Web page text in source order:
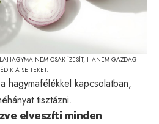
NEM CSAK ÍZESÍT, HANEM GAZDAG
A SEJTEKET.
hagymafélékkel kapcsolatban,
tisztázni.
elveszíti minden